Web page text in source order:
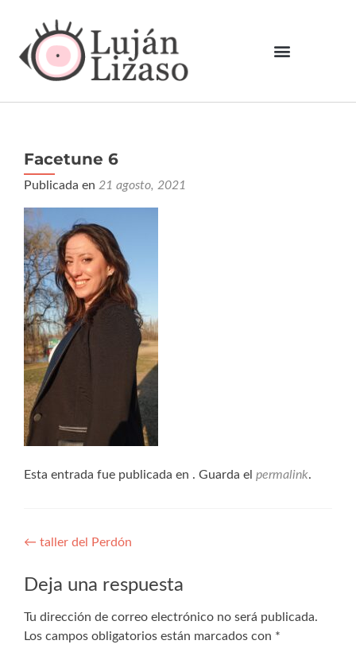
Facetune 6
Publicada en 21 agosto, 2021
Esta entrada fue publicada en . Guarda el permalink.
← taller del Perdón
Deja una respuesta
Tu dirección de correo electrónico no será publicada.
Los campos obligatorios están marcados con *